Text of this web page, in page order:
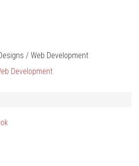
/ Web Development